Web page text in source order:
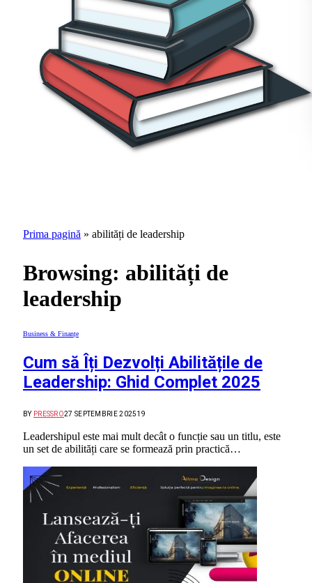
Prima pagină » abilități de leadership
Browsing: abilități de
leadership
Business & Finanțe
Cum să Îți Dezvolți Abilitățile de
Leadership: Ghid Complet 2025
BY PRESSRO27 SEPTEMBRIE 202519
Leadershipul este mai mult decât o funcție sau un titlu, este
un set de abilități care se formează prin practică…